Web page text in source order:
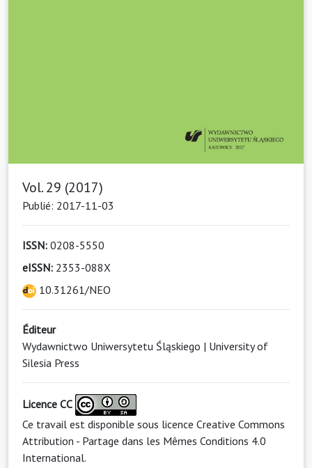
Vol. 29 (2017)
Publié: 2017-11-03
ISSN: 0208-5550
eISSN: 2353-088X
10.31261/NEO
Éditeur
Wydawnictwo Uniwersytetu Śląskiego | University of
Silesia Press
Licence CC
Ce travail est disponible sous licence Creative Commons
Attribution - Partage dans les Mêmes Conditions 4.0
International.